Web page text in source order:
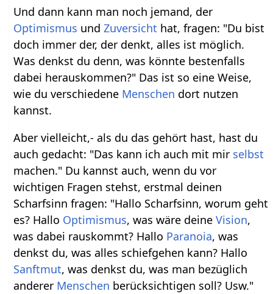
Und dann kann man noch jemand, der
Optimismus undZuversicht hat, fragen: "Du bist
doch immer der, der denkt, alles ist möglich.
Was denkst du denn, was könnte bestenfalls
dabei herauskommen?" Das ist so eine Weise,
wie du verschiedene Menschen dort nutzen
kannst.
Aber vielleicht,- als du das gehört hast, hast du
auch gedacht: "Das kann ich auch mit mir selbst
machen." Du kannst auch, wenn du vor
wichtigen Fragen stehst, erstmal deinen
Scharfsinn fragen: "Hallo Scharfsinn, worum geht
es? Hallo Optimismus, was wäre deineVision,
was dabei rauskommt? Hallo Paranoia, was
denkst du, was alles schiefgehen kann? Hallo
Sanftmut, was denkst du, was man bezüglich
anderer Menschen berücksichtigen soll? Usw."